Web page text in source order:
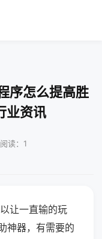
序怎么提高胜
业资讯
读：1
让一直输的玩
神器，有需要的